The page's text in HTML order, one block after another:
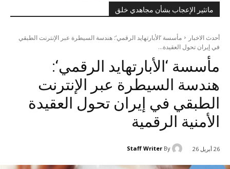
ماتثير الإعجاب بشأن مجاهدي خلق
أحدث الاخبار
مأسسة ‘الأبارتهايد الرقمي‘: هندسة السيطرة عبر الإنترنت الطبقي
في إيران تحول العقيدة...
مأسسة ‘الأبارتهايد الرقمي‘:
هندسة السيطرة عبر الإنترنت
الطبقي في إيران تحول العقيدة
الأمنية الرقمية
26 أبريل 26 By
Staff Writer